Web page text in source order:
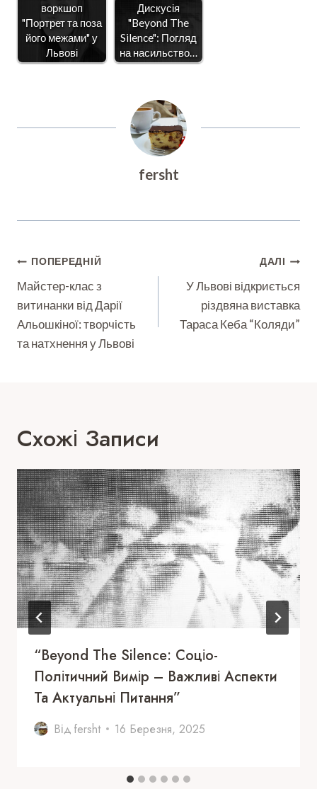
воркшоп
"Портрет та поза
його межами" у
Львові
Дискусія
"Beyond The
Silence": Погляд
на насильство…
fersht
Навігація
Записів
ПОПЕРЕДНІЙ
Майстер-клас з
витинанки від Дарії
Альошкіної: творчість
та натхнення у Львові
ДАЛІ
У Львові відкриється
різдвяна виставка
Тараса Кеба “Коляди”
Схожі Записи
“Beyond The Silence: Соціо-
Політичний Вимір – Важливі Аспекти
Та Актуальні Питання”
Від fersht 16 Березня, 2025